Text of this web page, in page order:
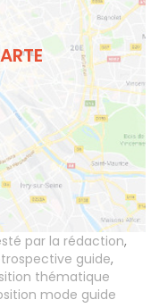
par la rédaction,
guide,
thématique
mode guide